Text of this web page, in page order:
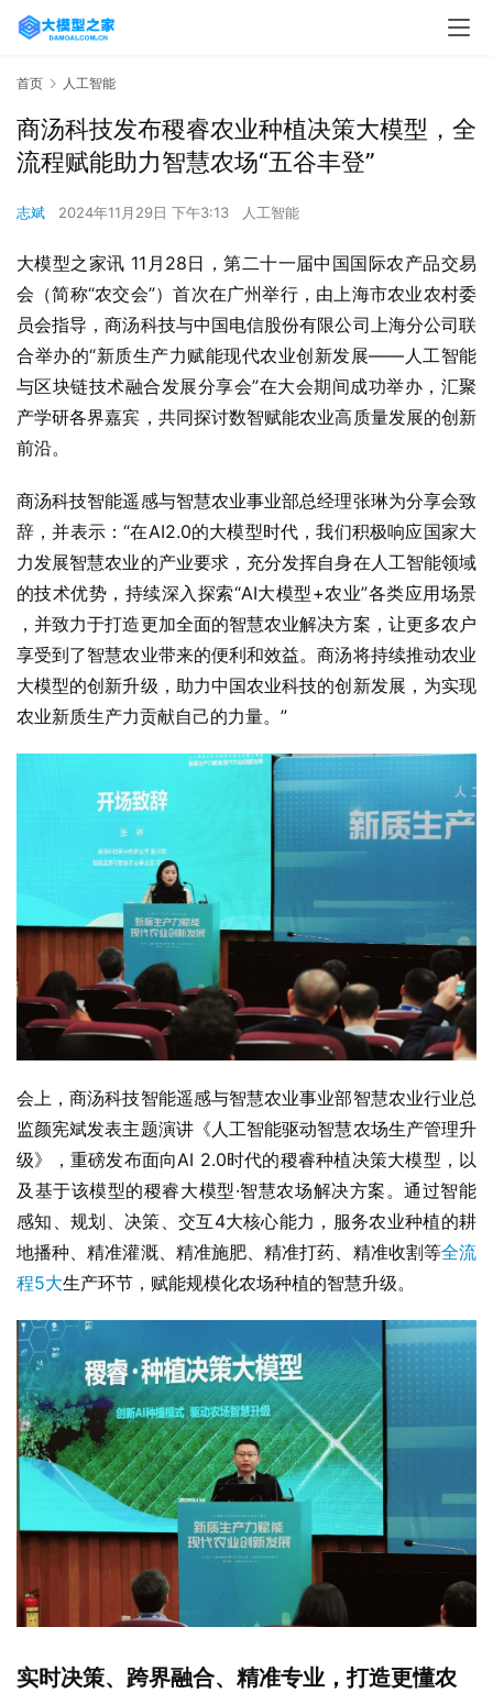
首页 人工智能
商汤科技发布稷睿农业种植决策大模型，全
流程赋能助力智慧农场“五谷丰登”
志斌 2024年11月29日 下午3:13 人工智能
大模型之家讯 11月28日，第二十一届中国国际农产品交易
会（简称“农交会”）首次在广州举行，由上海市农业农村委
员会指导，商汤科技与中国电信股份有限公司上海分公司联
合举办的“新质生产力赋能现代农业创新发展——人工智能
与区块链技术融合发展分享会”在大会期间成功举办，汇聚
产学研各界嘉宾，共同探讨数智赋能农业高质量发展的创新
前沿。
商汤科技智能遥感与智慧农业事业部总经理张琳为分享会致
辞，并表示：“在AI2.0的大模型时代，我们积极响应国家大
力发展智慧农业的产业要求，充分发挥自身在人工智能领域
的技术优势，持续深入探索“AI大模型+农业”各类应用场景
，并致力于打造更加全面的智慧农业解决方案，让更多农户
享受到了智慧农业带来的便利和效益。商汤将持续推动农业
大模型的创新升级，助力中国农业科技的创新发展，为实现
农业新质生产力贡献自己的力量。”
会上，商汤科技智能遥感与智慧农业事业部智慧农业行业总
监颜宪斌发表主题演讲《人工智能驱动智慧农场生产管理升
级》，重磅发布面向AI 2.0时代的稷睿种植决策大模型，以
及基于该模型的稷睿大模型·智慧农场解决方案。通过智能
感知、规划、决策、交互4大核心能力，服务农业种植的耕
地播种、精准灌溉、精准施肥、精准打药、精准收割等全流
程5大生产环节，赋能规模化农场种植的智慧升级。
实时决策、跨界融合、精准专业，打造更懂农